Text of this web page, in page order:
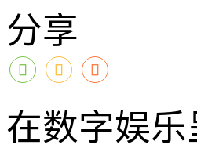
分享
在数字娱